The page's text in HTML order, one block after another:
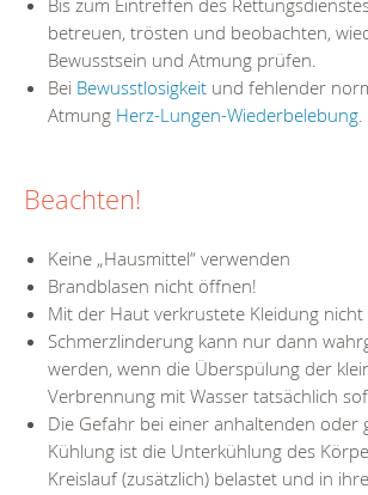
betreuen, trösten und beobachten,
Bewusstsein und Atmung prüfen.
Bei Bewusstlosigkeit und fehlender
Atmung Herz-Lungen-Wiederbelebung
Beachten!
Keine „Hausmittel“ verwenden
Brandblasen nicht öffnen!
Mit der Haut verkrustete Kleidung nicht
Schmerzlinderung kann nur dann
werden, wenn die Überspülung der
Verbrennung mit Wasser tatsächlich
Die Gefahr bei einer anhaltenden oder
Kühlung ist die Unterkühlung des
Kreislauf (zusätzlich) belastet und in